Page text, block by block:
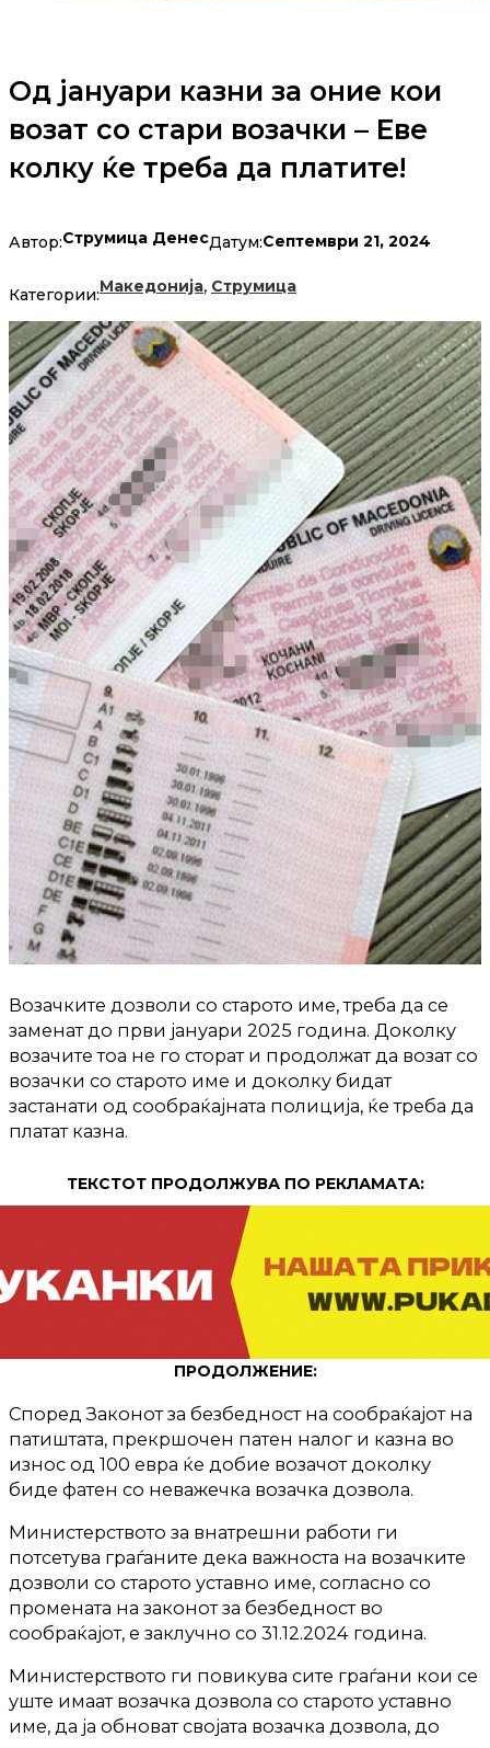
Од јануари казни за оние кои
возат со стари возачки – Еве
колку ќе треба да платите!
Автор:Струмица ДенесДатум:Септември 21, 2024
Категории:Македонија, Струмица
Возачките дозволи со старото име, треба да се
заменат до први јануари 2025 година. Доколку
возачите тоа не го сторат и продолжат да возат со
возачки со старото име и доколку бидат
застанати од сообраќајната полиција, ќе треба да
платат казна.
ТЕКСТОТ ПРОДОЛЖУВА ПО РЕКЛАМАТА:
ПРОДОЛЖЕНИЕ:
Според Законот за безбедност на сообраќајот на
патиштата, прекршочен патен налог и казна во
износ од 100 евра ќе добие возачот доколку
биде фатен со неважечка возачка дозвола.
Министерството за внатрешни работи ги
потсетува граѓаните дека важноста на возачките
дозволи со старото уставно име, согласно со
промената на законот за безбедност во
сообраќајот, е заклучно со 31.12.2024 година.
Министерството ги повикува сите граѓани кои се
уште имаат возачка дозвола со старото уставно
име, да ја обноват својата возачка дозвола, до